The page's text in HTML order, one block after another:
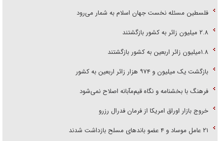
فلسطین مسئله نخست جهان اسلام به شمار می‌رود
۲.۸ میلیون زائر به کشور بازگشتند
۱.۸میلیون زائر اربعین به کشور بازگشتند
بازگشت یک میلیون و ۹۷۴ هزار زائر اربعین به کشور
فرهنگ با بخشنامه و نگاه قیم‌مآبانه اصلاح نمی‌شود
خروج بازار اوراق امریکا از فرمان فدرال رزرو
۲۱ عامل موساد و ۴ عضو باند‌های مسلح بازداشت شدند